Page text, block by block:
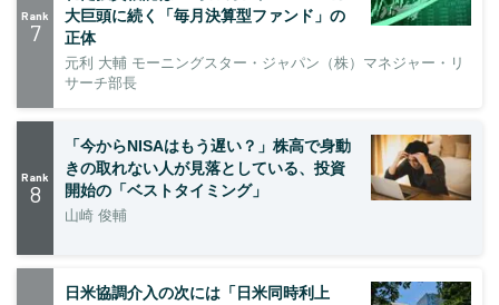
Rank
7
大巨頭に続く「毎月決算型ファンド」の
正体
元利 大輔 モーニングスター・ジャパン（株）マネジャー・リ
サーチ部長
Rank
8
「今からNISAはもう遅い？」株高で身動
きの取れない人が見落としている、投資
開始の「ベストタイミング」
山崎 俊輔
日米協調介入の次には「日米同時利上